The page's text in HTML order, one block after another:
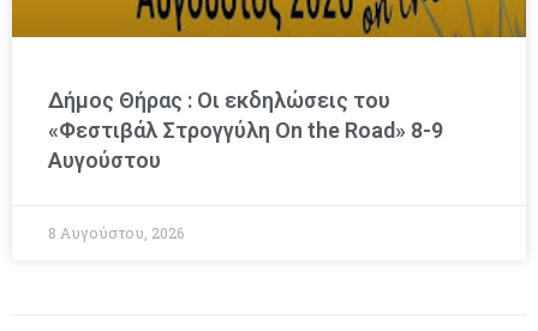
Δήμος Θήρας : Οι εκδηλώσεις του
«Φεστιβάλ Στρογγύλη On the Road» 8-9
Αυγούστου
8 Αυγούστου, 2026